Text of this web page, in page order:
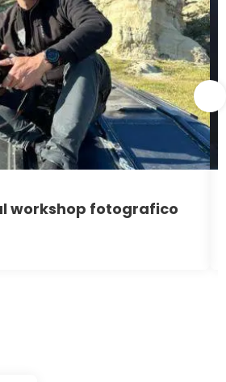
workshop fotografico